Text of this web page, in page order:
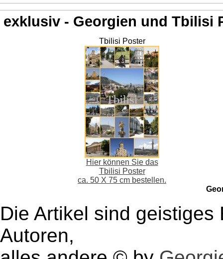
exklusiv - Georgien und Tbilisi
Tbilisi Poster
Hier können Sie das
Tbilisi Poster
ca. 50 X 75 cm bestellen.
Die Artikel sind
Autoren,